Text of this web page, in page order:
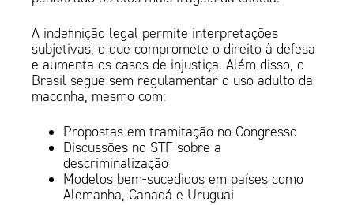
A indefinição legal permite interpretações
subjetivas, o que compromete o direito à defesa
e aumenta os casos de injustiça. Além disso, o
Brasil segue sem regulamentar o uso adulto da
maconha, mesmo com:
Propostas em tramitação no Congresso
Discussões no STF sobre a
descriminalização
Modelos bem-sucedidos em países como
Alemanha, Canadá e Uruguai